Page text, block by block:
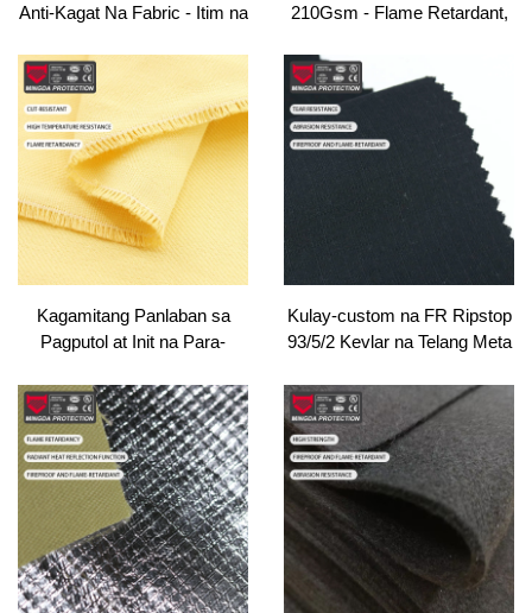
Anti-Kagat Na Fabric - Itim na
Paggamot Ng Mga Asong
Pilow, Bagage & Bulaklak Sa
Bahay
210Gsm - Flame Retardant,
sa PPE Clothing & Industrial
Workwear
Kagamitang Panlaban sa
Pagputol at Init na Para-
timbang na 220gsm |
Pinagkabit-kabit na tela na
may istilo ng twill at
sertipikado ng OEKO-TEX
para sa kasuotan ng mga
bombero, protektibong
guwantes, at industriyal na
kasuotan sa trabaho
Kulay-custom na FR Ripstop
93/5/2 Kevlar na Telang Meta
Aramid/Antistatic na
Pinaghalo para sa Kasuotan
ng Bombero